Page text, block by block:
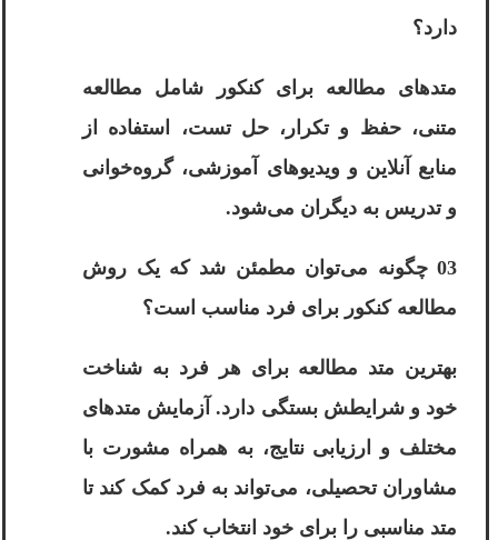
دارد؟
متدهای مطالعه برای کنکور شامل مطالعه
متنی، حفظ و تکرار، حل تست، استفاده از
منابع آنلاین و ویدیوهای آموزشی، گروه‌خوانی
و تدریس به دیگران می‌شود.
03 چگونه می‌توان مطمئن شد که یک روش
مطالعه کنکور برای فرد مناسب است؟
بهترین متد مطالعه برای هر فرد به شناخت
خود و شرایطش بستگی دارد. آزمایش متدهای
مختلف و ارزیابی نتایج، به همراه مشورت با
مشاوران تحصیلی، می‌تواند به فرد کمک کند تا
متد مناسبی را برای خود انتخاب کند.